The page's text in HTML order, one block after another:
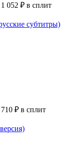
1 052 ₽ в сплит
субтитры)
710 ₽ в сплит